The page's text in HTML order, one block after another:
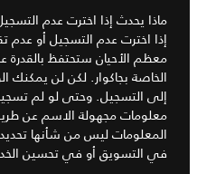
ماذا يحدث إذا اخترت عدم
إذا اخترت عدم التسجيل أو
معظم الأحيان ستحتفظ
الخاصة بجاكوار. لكن لن يمكنك
إلى التسجيل. وحتى لو لم
معلومات مجهولة الاسم عن
المعلومات ليس من شأنها
في التسويق أو في تحسين